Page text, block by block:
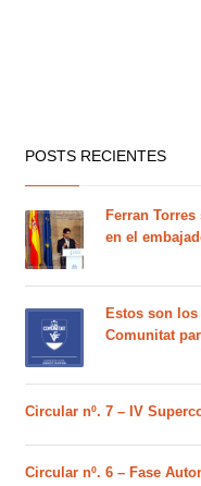
POSTS RECIENTES
Ferran
en el
Estos son
Comunitat
Circular nº. 7 – IV
Circular nº. 6 – Fase